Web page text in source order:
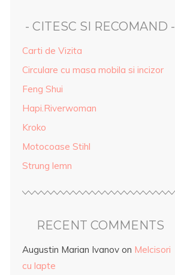
- CITESC SI RECOMAND -
Carti de Vizita
Circulare cu masa mobila si incizor
Feng Shui
Hapi.Riverwoman
Kroko
Motocoase Stihl
Strung lemn
RECENT COMMENTS
Augustin Marian Ivanov on Melcisori
cu lapte